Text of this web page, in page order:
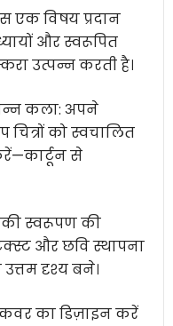
एक विषय प्रदान
और स्वरूपित
उत्पन्न करती है।
कला: अपने
को स्वचालित
से
स्वरूपण की
और छवि स्थापना
दृश्य बने।
का डिज़ाइन करें